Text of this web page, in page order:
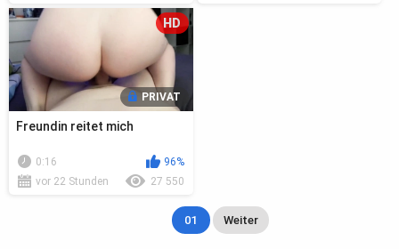
PRIVAT
HD
Freundin reitet mich
0:16
96%
vor 22 Stunden
27 550
01 Weiter